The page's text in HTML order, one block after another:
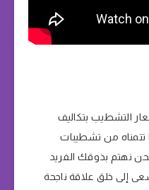
التشطيب بتكاليف
تتمناه من تشطيبات
نهتم بذوقك الفريد
إلى خلق علاقة ناجحة